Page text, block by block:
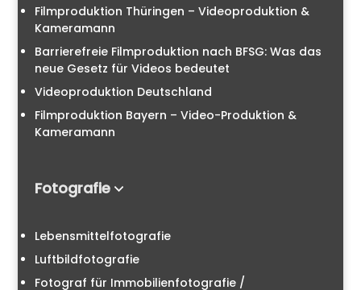
Filmproduktion Thüringen – Videoproduktion &
Kameramann
Barrierefreie Filmproduktion nach BFSG: Was das
neue Gesetz für Videos bedeutet
Videoproduktion Deutschland
Filmproduktion Bayern – Video-Produktion &
Kameramann
Fotografie
Lebensmittelfotografie
Luftbildfotografie
Fotograf für Immobilienfotografie /